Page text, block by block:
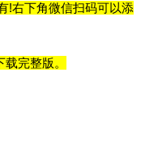
!右下角微信扫码可以添
完整版。